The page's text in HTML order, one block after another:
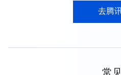
去腾
常